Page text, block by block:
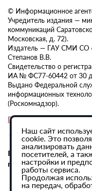
© Информационное
Учредитель издания —
коммуникаций
Московская, д. 72).
Издатель — ГАУ СМИ СО
Степанов В.В.
Свидетельство о
ИА № ФС77-60442 от 30
Выдано Федеральной
информационных
(Роскомнадзор).
Политика в отношении
При использовании
гиперссылка на ИА
Наш сайт
cookie. Это
анализировать
посетителей, а
настройки и
работы сервиса.
Продолжая
на передач,